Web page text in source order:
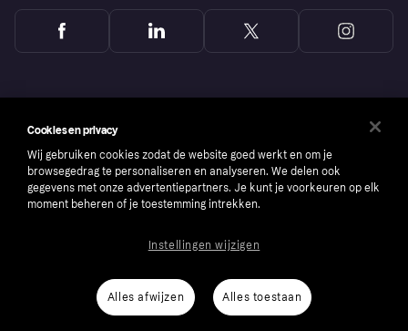
number: 556737-0431
Cookies Klarna.com
Cookies en privacy
Wij gebruiken cookies zodat de website goed werkt en om je
browsegedrag te personaliseren en analyseren. We delen ook
gegevens met onze advertentiepartners. Je kunt je voorkeuren op elk
moment beheren of je toestemming intrekken.
Alles afwijzen Alles toestaan
Instellingen wijzigen